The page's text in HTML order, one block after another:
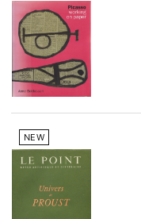
NEW